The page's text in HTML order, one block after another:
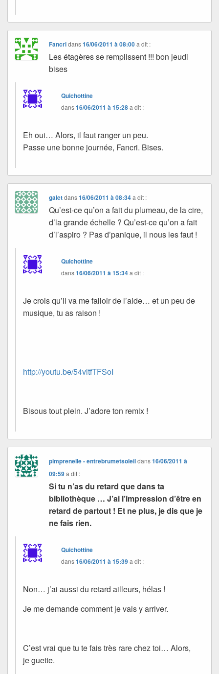
Fancridans16/06/2011 à 08:00 a dit :
Les étagères se remplissent !!! bon jeudi
bises
Quichottine
dans16/06/2011 à 15:28a dit :
Eh oui… Alors, il faut ranger un peu.
Passe une bonne journée, Fancri. Bises.
galetdans16/06/2011 à 08:34 a dit :
Qu’est-ce qu’on a fait du plumeau, de la cire,
d’la grande échelle ? Qu’est-ce qu’on a fait
d’l’aspiro ? Pas d’panique, il nous les faut !
Quichottine
dans16/06/2011 à 15:34a dit :
Je crois qu’il va me falloir de l’aide… et un peu de
musique, tu as raison !
http://youtu.be/54vltfTFSoI
Bisous tout plein. J’adore ton remix !
pimprenelle - entrebrumetsoleildans16/06/2011 à
09:59 a dit :
Si tu n’as du retard que dans ta
bibliothèque … J’ai l’impression d’être en
retard de partout ! Et ne plus, je dis que je
ne fais rien.
Quichottine
dans16/06/2011 à 15:39a dit :
Non… j’ai aussi du retard ailleurs, hélas !
Je me demande comment je vais y arriver.
C’est vrai que tu te fais très rare chez toi… Alors,
je guette.